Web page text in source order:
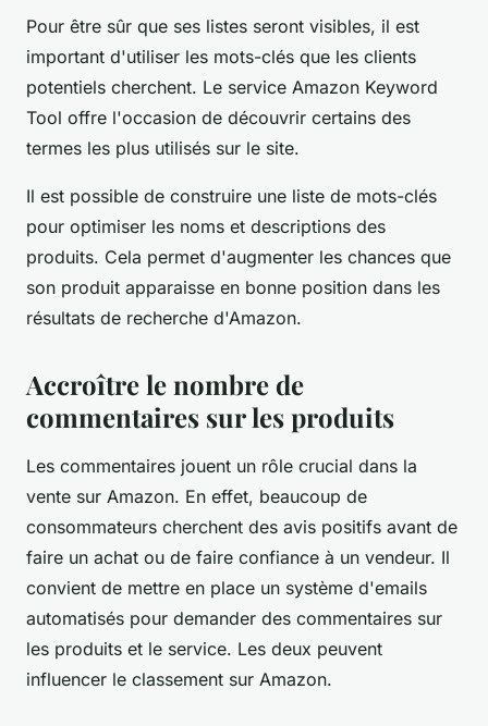
Pour être sûr que ses listes seront visibles, il est
important d'utiliser les mots-clés que les clients
potentiels cherchent. Le service Amazon Keyword
Tool offre l'occasion de découvrir certains des
termes les plus utilisés sur le site.
Il est possible de construire une liste de mots-clés
pour optimiser les noms et descriptions des
produits. Cela permet d'augmenter les chances que
son produit apparaisse en bonne position dans les
résultats de recherche d'Amazon.
Accroître le nombre de
commentaires sur les produits
Les commentaires jouent un rôle crucial dans la
vente sur Amazon. En effet, beaucoup de
consommateurs cherchent des avis positifs avant de
faire un achat ou de faire confiance à un vendeur. Il
convient de mettre en place un système d'emails
automatisés pour demander des commentaires sur
les produits et le service. Les deux peuvent
influencer le classement sur Amazon.